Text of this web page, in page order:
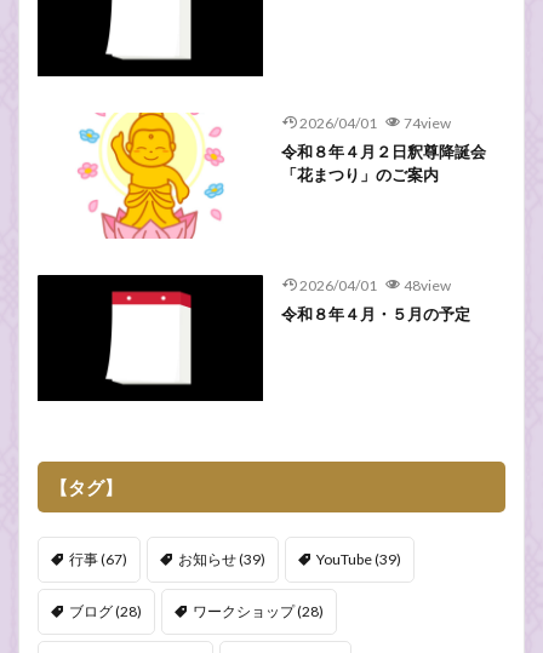
2026/04/01 74view
令和８年４月２日釈尊降誕会
「花まつり」のご案内
2026/04/01 48view
令和８年４月・５月の予定
【タグ】
行事(67) お知らせ(39) YouTube(39)
ブログ(28) ワークショップ(28)